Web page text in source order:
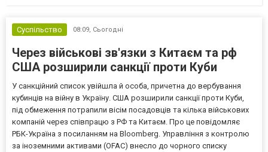
Суспільство 08:09, Сьогодні
Через військові зв'язки з Китаєм та рф
США розширили санкції проти Куби
У санкційний список увійшла й особа, причетна до вербування
кубинців на війну в Україну. США розширили санкції проти Куби,
під обмеження потрапили вісім посадовців та кілька військових
компаній через співпрацю з РФ та Китаєм. Про це повідомляє
РБК-Україна з посиланням на Bloomberg. Управління з контролю
за іноземними активами (OFAC) внесло до чорного списку